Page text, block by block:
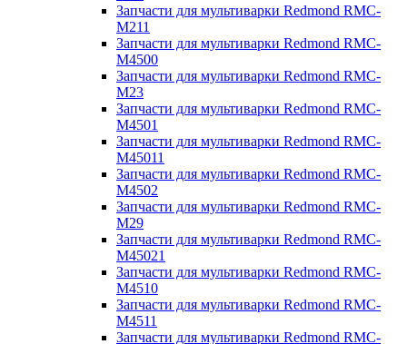
Запчасти для мультиварки Redmond RMC-
M211
Запчасти для мультиварки Redmond RMC-
M4500
Запчасти для мультиварки Redmond RMC-
M23
Запчасти для мультиварки Redmond RMC-
M4501
Запчасти для мультиварки Redmond RMC-
M45011
Запчасти для мультиварки Redmond RMC-
M4502
Запчасти для мультиварки Redmond RMC-
M29
Запчасти для мультиварки Redmond RMC-
M45021
Запчасти для мультиварки Redmond RMC-
M4510
Запчасти для мультиварки Redmond RMC-
M4511
Запчасти для мультиварки Redmond RMC-